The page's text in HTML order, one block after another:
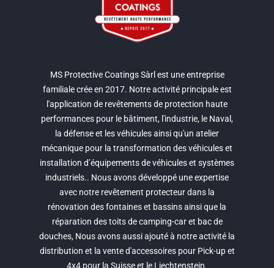
MS Protective Coatings Sàrl est une entreprise
familiale crée en 2017. Notre activité principale est
l'application de revêtements de protection haute
performances pour le bâtiment, l'industrie, le Naval,
la défense et les véhicules ainsi qu'un atelier
mécanique pour la transformation des véhicules et
installation d’équipements de véhicules et systèmes
industriels.. Nous avons développé une expertise
avec notre revêtement protecteur dans la
rénovation des fontaines et bassins ainsi que la
réparation des toits de camping-car et bac de
douches, Nous avons aussi ajouté à notre activité la
distribution et la vente d'accessoires pour Pick-up et
4x4 pour la Suisse et le Liechtenstein.